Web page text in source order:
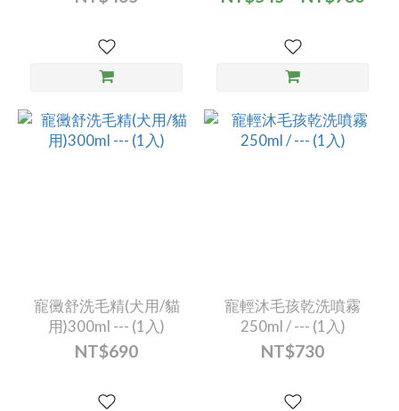
寵黴舒洗毛精(犬用/貓
用)300ml --- (1入)
NT$690
寵輕沐毛孩乾洗噴霧
250ml / --- (1入)
NT$730